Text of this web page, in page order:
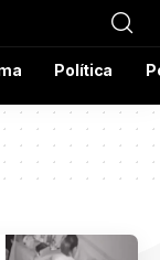
Política